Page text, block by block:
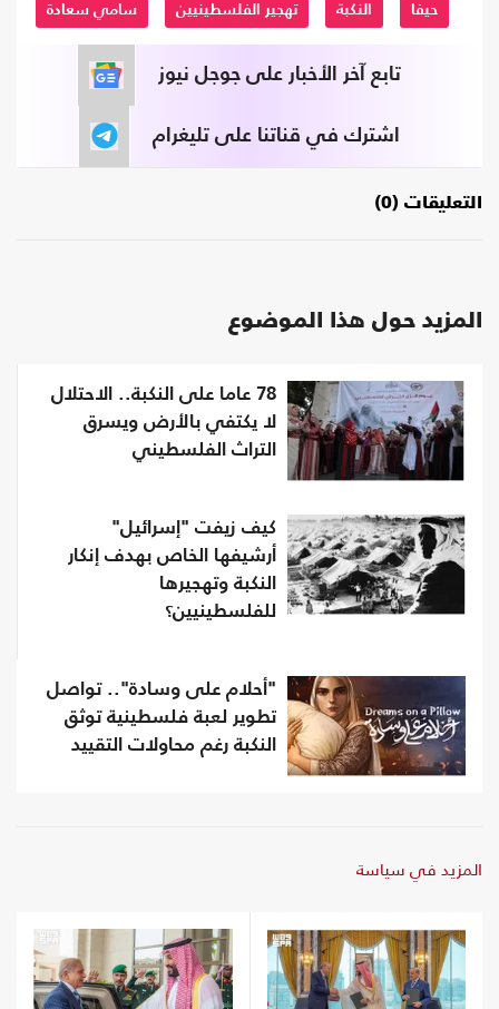
حيفا النكبة تهجير الفلسطينيين سامي سعادة
تابع آخر الأخبار على جوجل نيوز
اشترك في قناتنا على تليغرام
التعليقات (0)
المزيد حول هذا الموضوع
78 عاما على النكبة.. الاحتلال
لا يكتفي بالأرض ويسرق
التراث الفلسطيني
كيف زيفت "إسرائيل"
أرشيفها الخاص بهدف إنكار
النكبة وتهجيرها
للفلسطينيين؟
"أحلام على وسادة".. تواصل
تطوير لعبة فلسطينية توثق
النكبة رغم محاولات التقييد
المزيد في سياسة